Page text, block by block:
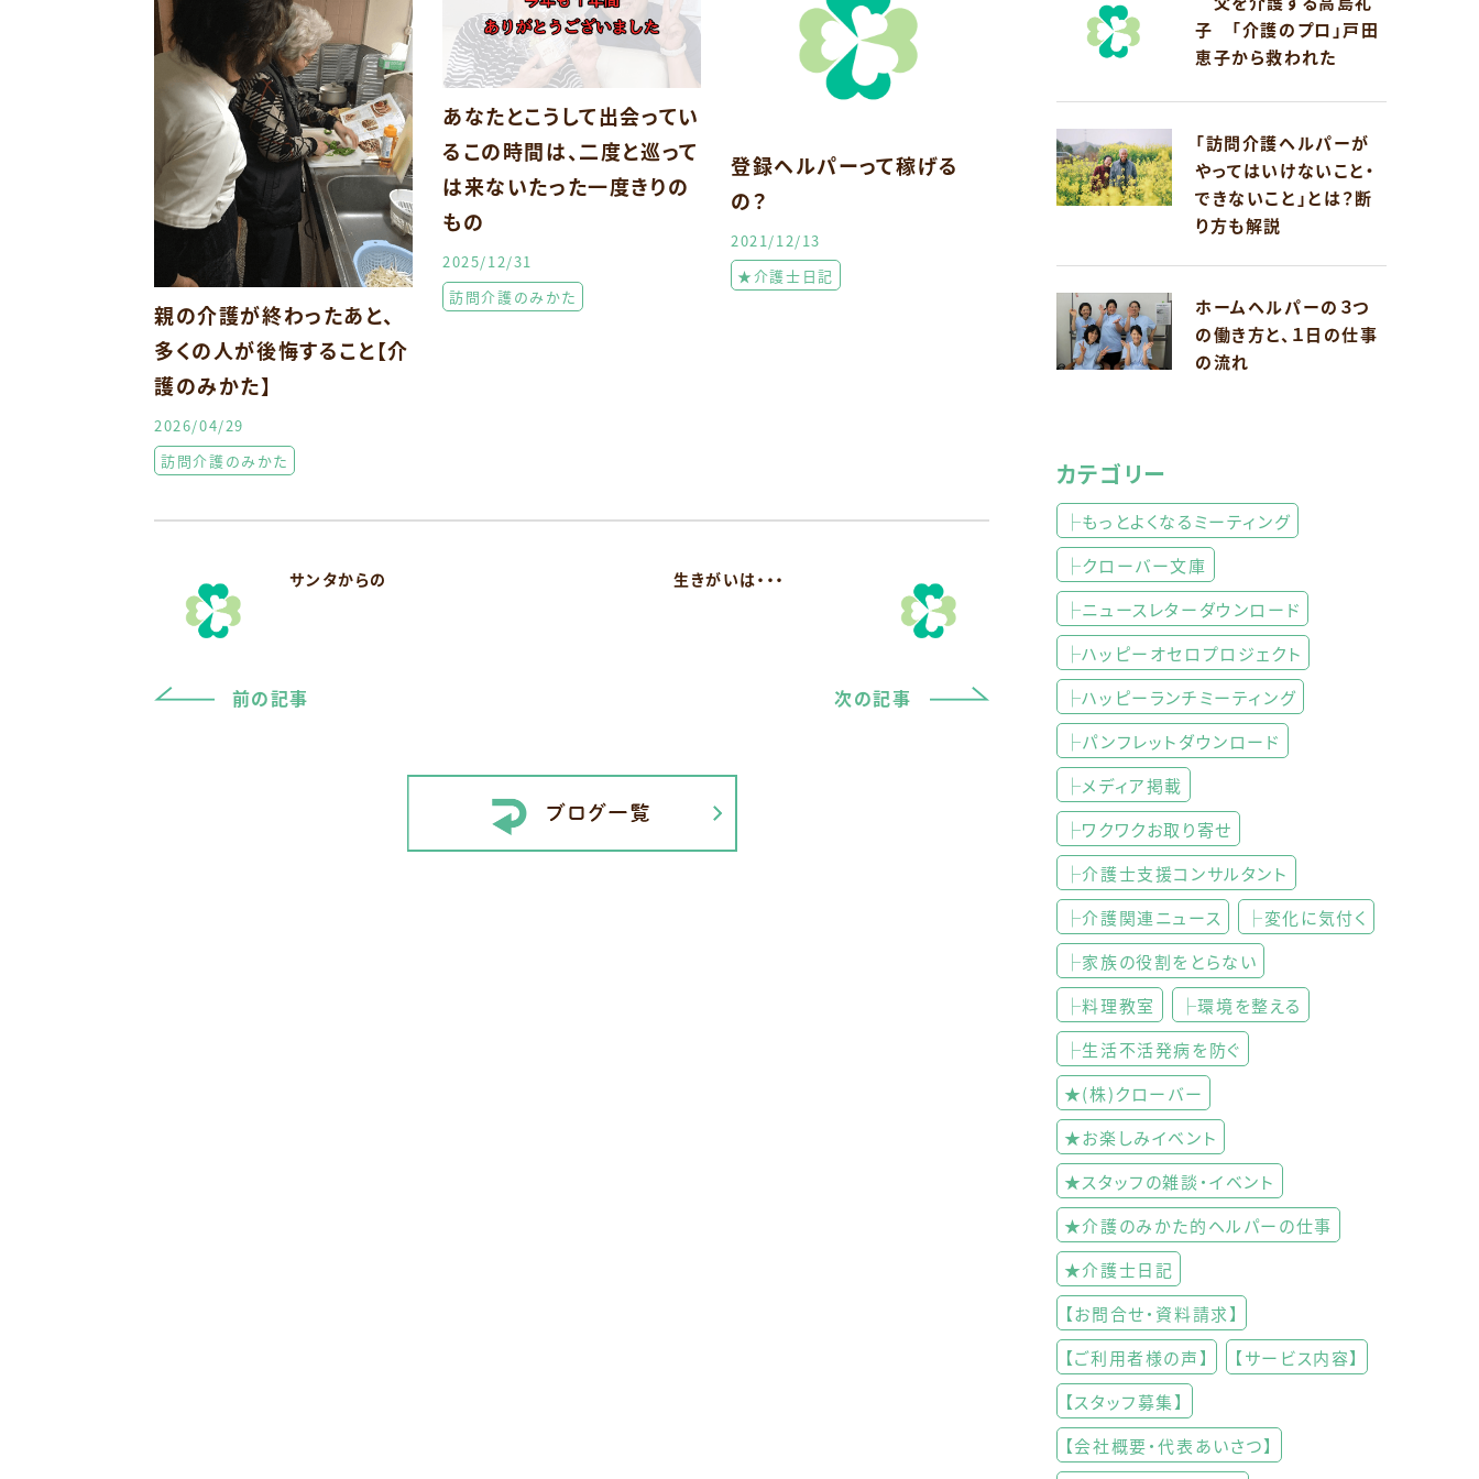
親の介護が終わったあと、
多くの人が後悔すること【介
護のみかた】
2026/04/29
訪問介護のみかた
あなたとこうして出会ってい
るこの時間は、二度と巡って
は来ないたった一度きりの
もの
2025/12/31
訪問介護のみかた
登録ヘルパーって稼げる
の？
2021/12/13
★介護士日記
サンタからの
前の記事
生きがいは・・・
次の記事
子 「介護のプロ」戸田
恵子から救われた
「訪問介護ヘルパーが
やってはいけないこと・
できないこと」とは？断
り方も解説
ホームヘルパーの３つ
の働き方と、１日の仕事
の流れ
カテゴリー
├もっとよくなるミーティング
├クローバー文庫
├ニュースレターダウンロード
├ハッピーオセロプロジェクト
├ハッピーランチミーティング
├パンフレットダウンロード
├メディア掲載
├ワクワクお取り寄せ
├介護士支援コンサルタント
├介護関連ニュース
├変化に気付く
├家族の役割をとらない
├料理教室
├環境を整える
├生活不活発病を防ぐ
★(株)クローバー
★お楽しみイベント
★スタッフの雑談・イベント
★介護のみかた的ヘルパーの仕事
★介護士日記
【お問合せ・資料請求】
【ご利用者様の声】
【サービス内容】
【スタッフ募集】
【会社概要・代表あいさつ】